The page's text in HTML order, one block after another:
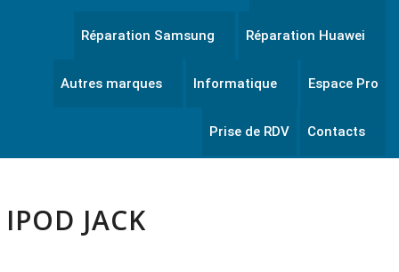
Réparation Samsung Réparation Huawei
Autres marques Informatique Espace Pro
Prise de RDV Contacts
IPOD JACK